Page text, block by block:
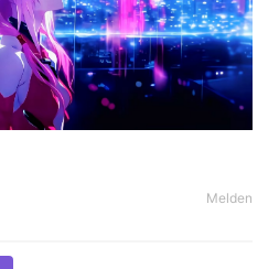
Melden